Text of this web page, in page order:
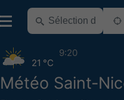
Météo Saint-
21 °C
9:20